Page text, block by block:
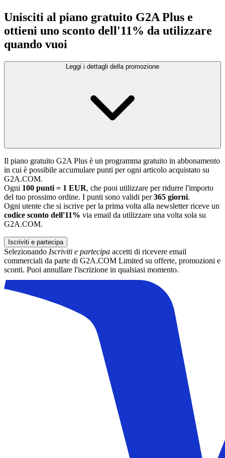
Unisciti al piano gratuito G2A Plus e
ottieni uno sconto dell'11% da utilizzare
quando vuoi
Leggi i dettagli della promozione
Il piano gratuito G2A Plus è un programma gratuito in abbonamento
in cui è possibile accumulare punti per ogni articolo acquistato su
G2A.COM.
Ogni 100 punti = 1 EUR, che puoi utilizzare per ridurre l'importo
del tuo prossimo ordine. I punti sono validi per365 giorni.
Ogni utente che si iscrive per la prima volta alla newsletter riceve un
codice sconto dell'11% via email da utilizzare una volta sola su
G2A.COM.
Iscriviti e partecipa
Selezionando Iscriviti e partecipa accetti di ricevere email
commerciali da parte di G2A.COM Limited su offerte, promozioni e
sconti. Puoi annullare l'iscrizione in qualsiasi momento.